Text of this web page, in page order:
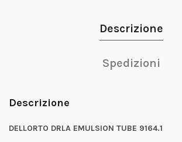
Descrizione
Spedizioni
Descrizione
DELLORTO DRLA EMULSION TUBE 9164.1